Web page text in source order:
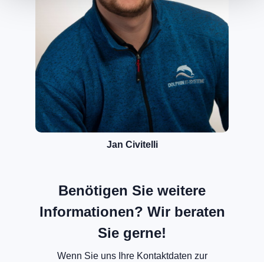
Jan Civitelli
Benötigen Sie weitere
Informationen? Wir beraten
Sie gerne!
Wenn Sie uns Ihre Kontaktdaten zur